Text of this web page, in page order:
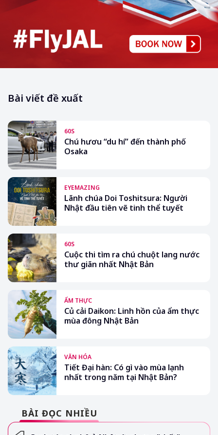
Bài viết đề xuất
60S
Chú hươu “du hí” đến thành phố
Osaka
EYEMAZING
Lãnh chúa Doi Toshitsura: Người
Nhật đầu tiên vẽ tinh thể tuyết
60S
Cuộc thi tìm ra chú chuột lang nước
thư giãn nhất Nhật Bản
ẨM THỰC
Củ cải Daikon: Linh hồn của ẩm thực
mùa đông Nhật Bản
VĂN HÓA
Tiết Đại hàn: Có gì vào mùa lạnh
nhất trong năm tại Nhật Bản?
BÀI ĐỌC NHIỀU